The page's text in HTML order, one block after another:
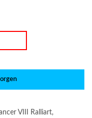
VIII Ralliart,